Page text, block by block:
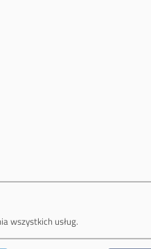
wszystkich usług.